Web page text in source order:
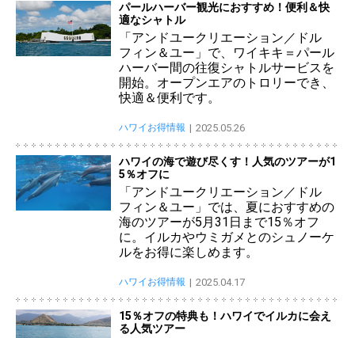
パールハーバー観光におすすめ！便利＆快
適なシャトル
「アンドユークリエーション／ドル
フィン＆ユー」で、ワイキキ＝パール
ハーバー間の往復シャトルサービスを
開始。オープンエアのトロリーでき、
快適＆便利です。
ハワイお得情報 2025.05.26
ハワイの海で遊び尽くす！人気のツアーが1
5％オフに
「アンドユークリエーション／ドル
フィン＆ユー」では、夏におすすめの
海のツアーが5月31日まで15％オフ
に。イルカやウミガメとのシュノーケ
ルをお得に楽しめます。
ハワイお得情報 2025.04.17
15％オフの特典も！ハワイでイルカに会え
る人気ツアー